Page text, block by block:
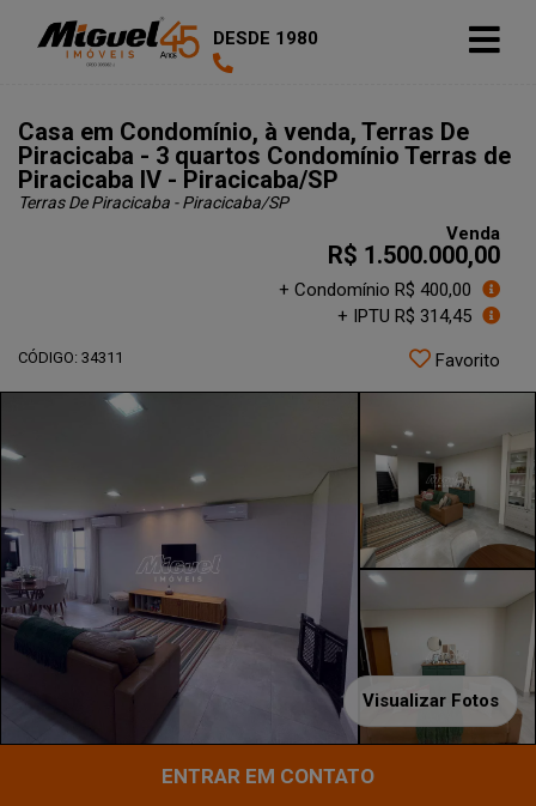
DESDE 1980
Casa em Condomínio, à venda, Terras De
Piracicaba - 3 quartos Condomínio Terras de
Piracicaba IV - Piracicaba/SP
Terras De Piracicaba - Piracicaba/SP
Venda
R$ 1.500.000,00
+ Condomínio R$ 400,00
+ IPTU R$ 314,45
CÓDIGO: 34311 Favorito
Visualizar Fotos
ENTRAR EM CONTATO